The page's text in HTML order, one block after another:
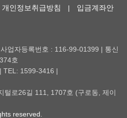
개인정보취급방침 |
입금계좌안
업자등록번호 : 116-99-01399 | 통신
호
TEL: 1599-3416 |
털로26길 111, 1707호 (구로동, 제이
reserved.